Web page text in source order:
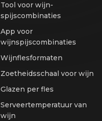
Tool voor wijn-
spijscombinaties
App voor
wijnspijscombinaties
Wijnflesformaten
Zoetheidsschaal voor wijn
Glazen per fles
Serveertemperatuur van
wijn